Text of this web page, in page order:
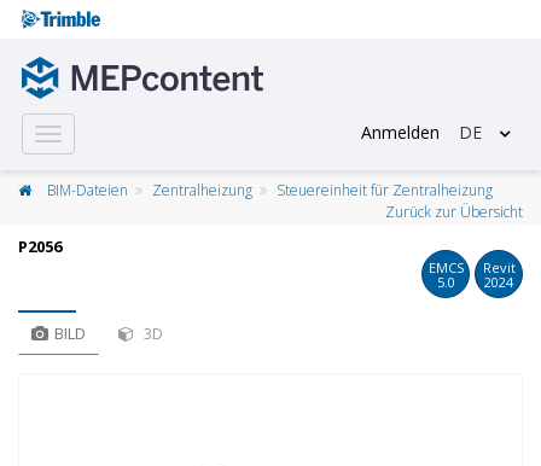
Toggle
navigation
Anmelden DE
BIM-Dateien Zentralheizung
Steuereinheit für Zentralheizung
Zurück zur Übersicht
P2056
EMCS
5.0
Revit
2024
BILD 3D